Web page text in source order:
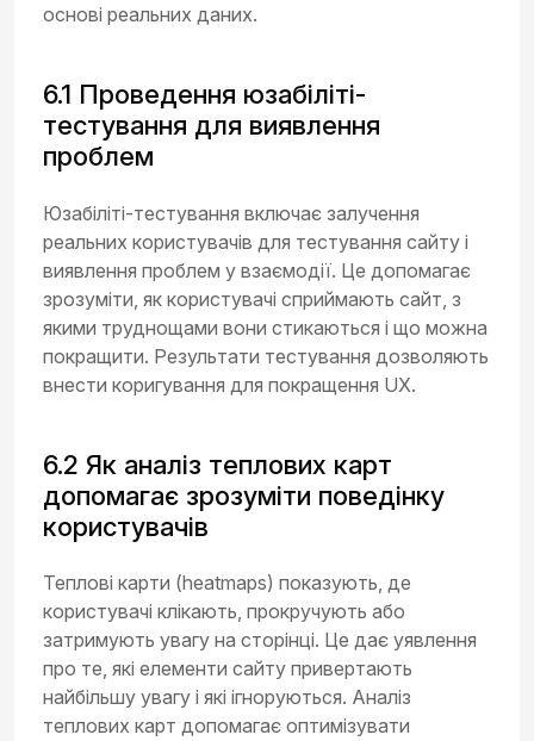
основі реальних даних.
6.1 Проведення юзабіліті-
тестування для виявлення
проблем
Юзабіліті-тестування включає залучення
реальних користувачів для тестування сайту і
виявлення проблем у взаємодії. Це допомагає
зрозуміти, як користувачі сприймають сайт, з
якими труднощами вони стикаються і що можна
покращити. Результати тестування дозволяють
внести коригування для покращення UX.
6.2 Як аналіз теплових карт
допомагає зрозуміти поведінку
користувачів
Теплові карти (heatmaps) показують, де
користувачі клікають, прокручують або
затримують увагу на сторінці. Це дає уявлення
про те, які елементи сайту привертають
найбільшу увагу і які ігноруються. Аналіз
теплових карт допомагає оптимізувати